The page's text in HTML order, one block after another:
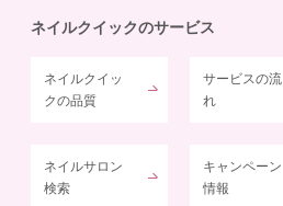
ネイルクイックのサービス
ネイルクイッ
クの品質
サービスの流
れ
ネイルサロン
検索
キャンペーン
情報